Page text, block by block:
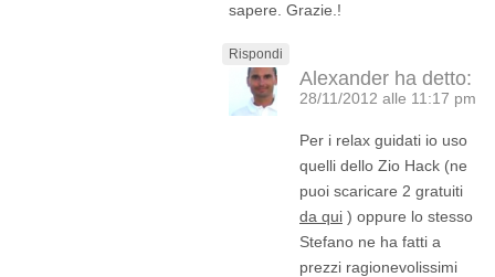
sapere. Grazie.!
Rispondi
Alexander ha detto:
28/11/2012 alle 11:17 pm
Per i relax guidati io uso
quelli dello Zio Hack (ne
puoi scaricare 2 gratuiti
da qui ) oppure lo stesso
Stefano ne ha fatti a
prezzi ragionevolissimi